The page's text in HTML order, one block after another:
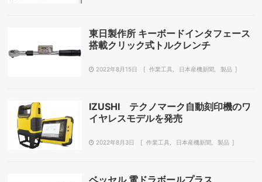
東日製作所 キーボードインタフェース
搭載クリック式トルクレンチ
2022年8月15日 作業工具 日本産機新聞 製品
IZUSHI テクノマーク自動刻印機のワ
イヤレスモデルを発売
2022年8月3日 作業工具 日本産機新聞 製品